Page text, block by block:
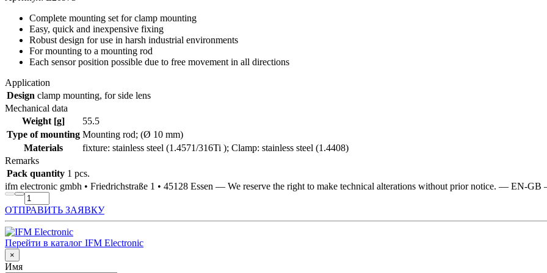
Complete mounting set for clamp mounting
Easy, quick and inexpensive fixing
Robust design for use in harsh industrial environments
For mounting to a mounting rod
Each sensor position possible due to free movement in all directions
Application
Design clamp mounting, for side lens
Mechanical data
Weight [g]
55.5
Type of mounting Mounting rod; (Ø 10 mm)
Materials
fixture: stainless steel (1.4571/316Ti ); Clamp: stainless steel (1.4408)
Remarks
Pack quantity 1 pcs.
ifm electronic gmbh • Friedrichstraße 1 • 45128 Essen — We reserve the right to make technical alterations without prior notice. — EN-
ОТПРАВИТЬ ЗАЯВКУ
Перейти в каталог IFM Electronic
×
Имя